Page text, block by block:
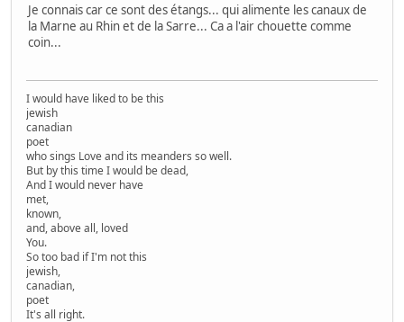
Je connais car ce sont des étangs... qui alimente les canaux de
la Marne au Rhin et de la Sarre... Ca a l'air chouette comme
coin...
I would have liked to be this
jewish
canadian
poet
who sings Love and its meanders so well.
But by this time I would be dead,
And I would never have
met,
known,
and, above all, loved
You.
So too bad if I'm not this
jewish,
canadian,
poet
It's all right.